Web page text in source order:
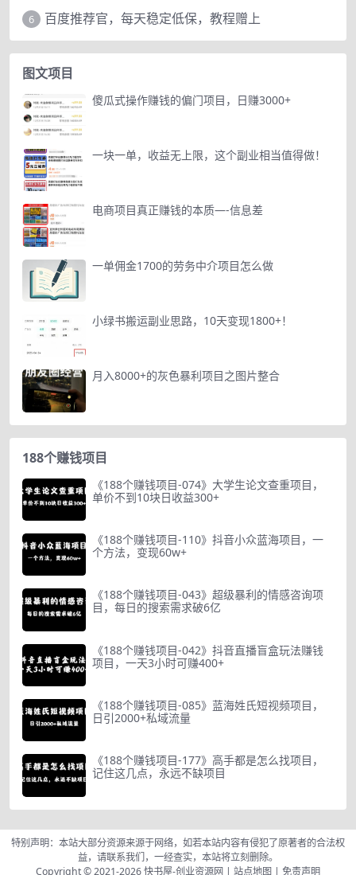
6 百度推荐官，每天稳定低保，教程赠上
图文项目
傻瓜式操作赚钱的偏门项目，日赚3000+
一块一单，收益无上限，这个副业相当值得做！
电商项目真正赚钱的本质—-信息差
一单佣金1700的劳务中介项目怎么做
小绿书搬运副业思路，10天变现1800+！
月入8000+的灰色暴利项目之图片整合
188个赚钱项目
《188个赚钱项目-074》大学生论文查重项目，
单价不到10块日收益300+
《188个赚钱项目-110》抖音小众蓝海项目，一
个方法，变现60w+
《188个赚钱项目-043》超级暴利的情感咨询项
目，每日的搜索需求破6亿
《188个赚钱项目-042》抖音直播盲盒玩法赚钱
项目，一天3小时可赚400+
《188个赚钱项目-085》蓝海姓氏短视频项目，
日引2000+私域流量
《188个赚钱项目-177》高手都是怎么找项目，
记住这几点，永远不缺项目
特别声明：本站大部分资源来源于网络，如若本站内容有侵犯了原著者的合法权
益，请联系我们，一经查实，本站将立刻删除。
Copyright © 2021-2026快书屋-创业资源网 | 站点地图 | 免责声明